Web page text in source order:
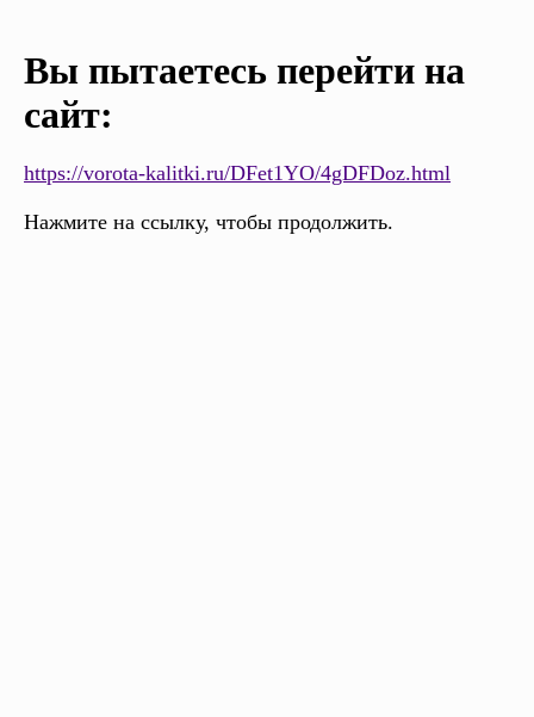
Вы пытаетесь перейти на
сайт:
https://vorota-kalitki.ru/DFet1YO/4gDFDoz.html
Нажмите на ссылку, чтобы продолжить.